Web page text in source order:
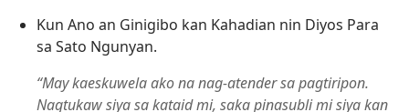
Kun Ano an Ginigibo kan Kahadian nin Diyos Para
sa Sato Ngunyan.
“May kaeskuwela ako na nag-atender sa pagtiripon.
Nagtukaw siya sa kataid mi, saka pinasubli mi siya kan